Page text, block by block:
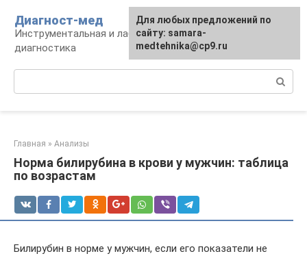
контенту
Диагност-мед
Инструментальная и лабораторная
диагностика
Главная » Анализы
Норма билирубина в крови у мужчин: таблица
по возрастам
Билирубин в норме у мужчин, если его показатели не
Для любых предложений по
сайту: samara-
medtehnika@cp9.ru